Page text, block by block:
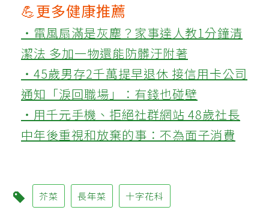
💪更多健康推薦
‧電風扇滿是灰塵？家事達人教1分鐘清
潔法 多加一物還能防髒汙附著
‧45歲男存2千萬提早退休 接信用卡公司
通知「淚回職場」：有錢也碰壁
‧用千元手機、拒絕社群網站 48歲社長
中年後重視和放棄的事：不為面子消費
芥菜 長年菜 十字花科